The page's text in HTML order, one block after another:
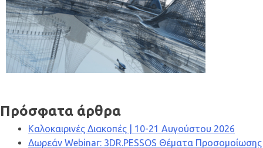
Πρόσφατα άρθρα
Καλοκαιρινές Διακοπές | 10-21 Αυγούστου 2026
Δωρεάν Webinar: 3DR.PESSOS Θέματα Προσομοίωσης